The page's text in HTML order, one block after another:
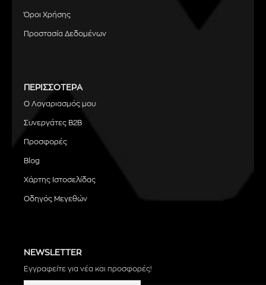
Όροι Χρήσης
Προστασία Δεδομένων
ΠΕΡΙΣΣΟΤΕΡΑ
Ο Λογαριασμός μου
Συνεργάτες B2B
Προσφορές
Blog
Χάρτης Ιστοσελίδας
Οδηγός Μεγεθών
NEWSLETTER
Εγγραφείτε για νέα και προσφορές!